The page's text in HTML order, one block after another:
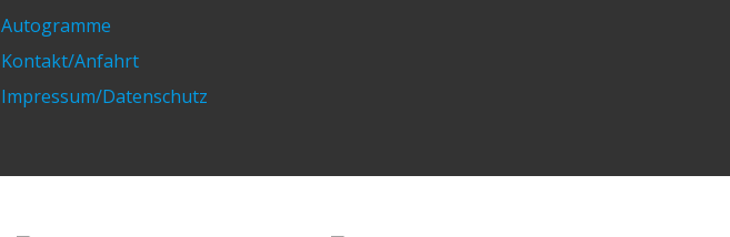
Autogramme
Kontakt/Anfahrt
Impressum/Datenschutz